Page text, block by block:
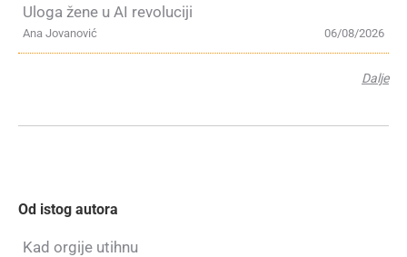
Uloga žene u AI revoluciji
06/08/2026
Ana Jovanović
Dalje
Od istog autora
Kad orgije utihnu